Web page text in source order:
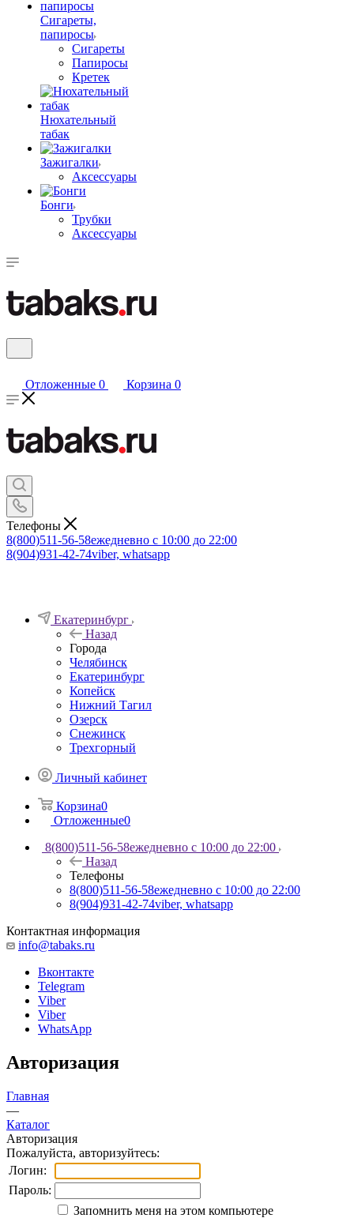
Сигареты,
папиросы
Сигареты
Папиросы
Кретек
Нюхательный
табак
Зажигалки
Аксессуары
Бонги
Трубки
Аксессуары
Отложенные 0 Корзина 0
Телефоны
8(800)511-56-58ежедневно с 10:00 до 22:00
8(904)931-42-74viber, whatsapp
Екатеринбург
Назад
Города
Челябинск
Екатеринбург
Копейск
Нижний Тагил
Озерск
Снежинск
Трехгорный
Личный кабинет
Корзина0
Отложенные0
8(800)511-56-58ежедневно с 10:00 до 22:00
Назад
Телефоны
8(800)511-56-58ежедневно с 10:00 до 22:00
8(904)931-42-74viber, whatsapp
Контактная информация
info@tabaks.ru
Вконтакте
Telegram
Viber
Viber
WhatsApp
Авторизация
Главная
—
Каталог
Авторизация
Пожалуйста, авторизуйтесь:
Логин:
Пароль:
Запомнить меня на этом компьютере